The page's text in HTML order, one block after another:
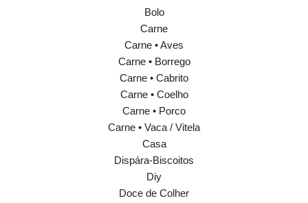
Bolo
Carne
Carne • Aves
Carne • Borrego
Carne • Cabrito
Carne • Coelho
Carne • Porco
Carne • Vaca / Vitela
Casa
Dispára-Biscoitos
Diy
Doce de Colher